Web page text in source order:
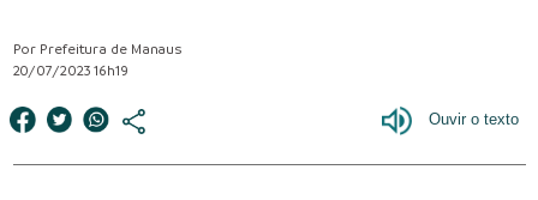
Por Prefeitura de Manaus
20/07/2023 16h19